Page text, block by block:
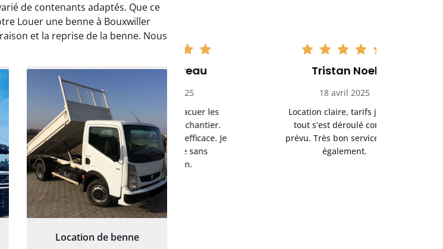
de contenants adaptés. Que ce
Louer une benne à Bouxwiller
et la reprise de la benne. Nous
Location de benne
Elisa Barreau
6 avril 2025
Parfait pour évacuer les
gravats de mon chantier.
Service rapide et efficace. Je
recommande sans
hésitation.
Tristan Noel
Location claire, tarifs justes,
tout s’est déroulé comme
prévu. Très bon service client